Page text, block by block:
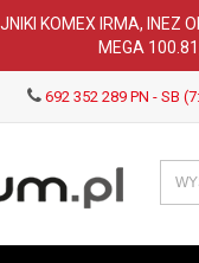
KOMEX IRMA, INEZ
MEGA
692 352 289 PN - SB